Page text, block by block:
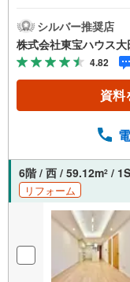
のでセキュリ
できる宅配ボ
システムキッ
る床暖房 全
実～東京、
足を～ 東宝
のご相談 FP
え下さい。【
タンよりご予
ます。お客様
でお手伝いさ
にしておりま
シルバー推奨店
株式会社東宝ハウス
4.82
資料
6階 / 西 / 59.12m2 /
リフォーム